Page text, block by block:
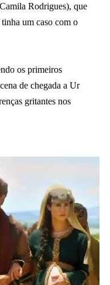
Rodrigues), que
um caso com o
os primeiros
de chegada a Ur
gritantes nos